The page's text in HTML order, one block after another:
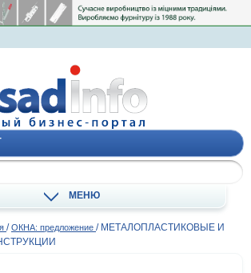
МЕНЮ
/ ОКНА: предложение / МЕТАЛОПЛАСТИКОВЫЕ И